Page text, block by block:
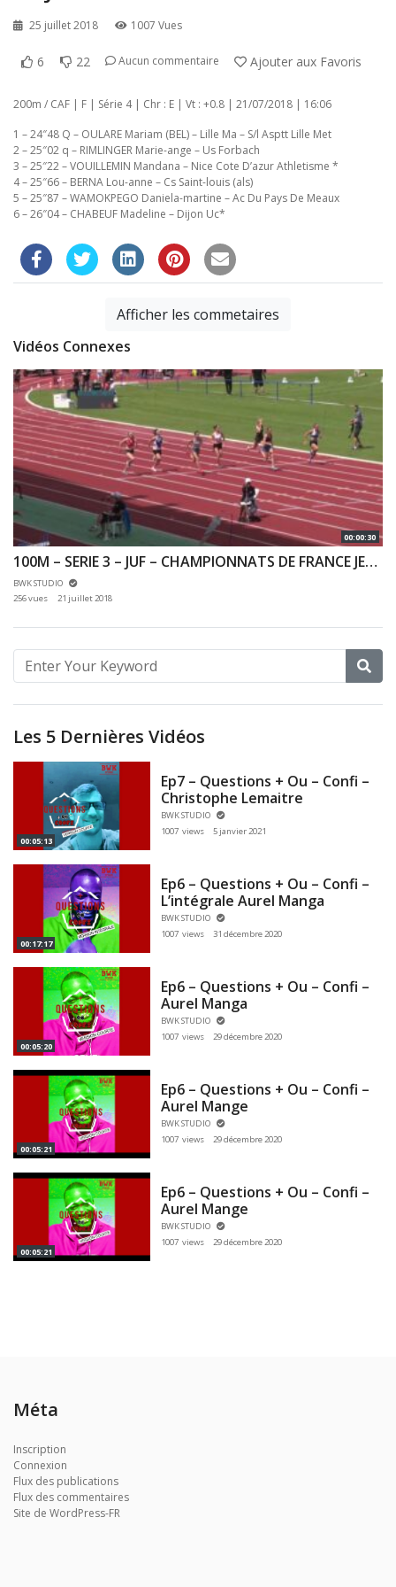
25 juillet 2018 1007 Vues
6 22 Aucun commentaire Ajouter aux Favoris
200m / CAF | F | Série 4 | Chr : E | Vt : +0.8 | 21/07/2018 | 16:06
1 – 24″48 Q – OULARE Mariam (BEL) – Lille Ma – S/l Asptt Lille Met
2 – 25″02 q – RIMLINGER Marie-ange – Us Forbach
3 – 25″22 – VOUILLEMIN Mandana – Nice Cote D’azur Athletisme *
4 – 25″66 – BERNA Lou-anne – Cs Saint-louis (als)
5 – 25″87 – WAMOKPEGO Daniela-martine – Ac Du Pays De Meaux
6 – 26″04 – CHABEUF Madeline – Dijon Uc*
Afficher les commetaires
Vidéos Connexes
00:00:30
100M – SERIE 3 – JUF – CHAMPIONNATS DE FRANCE JEUNES CA JU – 20/07/2018 – BONDOUFLE
BWK STUDIO
256 vues
21 juillet 2018
Les 5 Dernières Vidéos
00:05:13
Ep7 – Questions + Ou – Confi –
Christophe Lemaitre
BWK STUDIO
1007 views
5 janvier 2021
00:17:17
Ep6 – Questions + Ou – Confi –
L’intégrale Aurel Manga
BWK STUDIO
1007 views
31 décembre 2020
00:05:20
Ep6 – Questions + Ou – Confi –
Aurel Manga
BWK STUDIO
1007 views
29 décembre 2020
00:05:21
Ep6 – Questions + Ou – Confi –
Aurel Mange
BWK STUDIO
1007 views
29 décembre 2020
00:05:21
Ep6 – Questions + Ou – Confi –
Aurel Mange
BWK STUDIO
1007 views
29 décembre 2020
Méta
Inscription
Connexion
Flux des publications
Flux des commentaires
Site de WordPress-FR